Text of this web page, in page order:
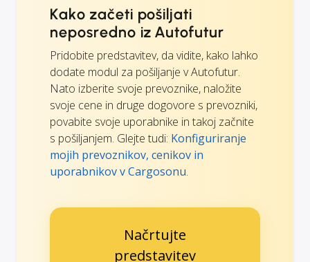
Kako začeti pošiljati
neposredno iz Autofutur
Pridobite predstavitev, da vidite, kako lahko
dodate modul za pošiljanje v Autofutur.
Nato izberite svoje prevoznike, naložite
svoje cene in druge dogovore s prevozniki,
povabite svoje uporabnike in takoj začnite
s pošiljanjem. Glejte tudi: Konfiguriranje
mojih prevoznikov, cenikov in
uporabnikov v Cargosonu.
Načrtujte
predstavitev